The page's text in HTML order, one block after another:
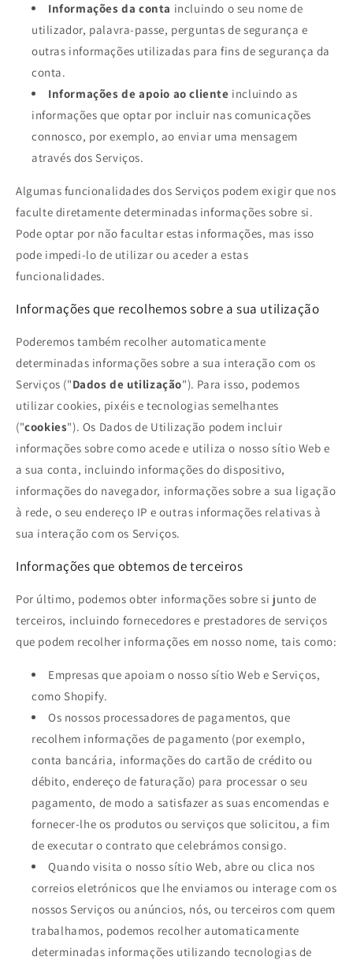
Informações da conta incluindo o seu nome de
utilizador, palavra-passe, perguntas de segurança e
outras informações utilizadas para fins de segurança da
conta.
Informações de apoio ao cliente incluindo as
informações que optar por incluir nas comunicações
connosco, por exemplo, ao enviar uma mensagem
através dos Serviços.
Algumas funcionalidades dos Serviços podem exigir que nos
faculte diretamente determinadas informações sobre si.
Pode optar por não facultar estas informações, mas isso
pode impedi-lo de utilizar ou aceder a estas
funcionalidades.
Informações que recolhemos sobre a sua utilização
Poderemos também recolher automaticamente
determinadas informações sobre a sua interação com os
Serviços ("Dados de utilização"). Para isso, podemos
utilizar cookies, pixéis e tecnologias semelhantes
("cookies"). Os Dados de Utilização podem incluir
informações sobre como acede e utiliza o nosso sítio Web e
a sua conta, incluindo informações do dispositivo,
informações do navegador, informações sobre a sua ligação
à rede, o seu endereço IP e outras informações relativas à
sua interação com os Serviços.
Informações que obtemos de terceiros
Por último, podemos obter informações sobre si junto de
terceiros, incluindo fornecedores e prestadores de serviços
que podem recolher informações em nosso nome, tais como:
Empresas que apoiam o nosso sítio Web e Serviços,
como Shopify.
Os nossos processadores de pagamentos, que
recolhem informações de pagamento (por exemplo,
conta bancária, informações do cartão de crédito ou
débito, endereço de faturação) para processar o seu
pagamento, de modo a satisfazer as suas encomendas e
fornecer-lhe os produtos ou serviços que solicitou, a fim
de executar o contrato que celebrámos consigo.
Quando visita o nosso sítio Web, abre ou clica nos
correios eletrónicos que lhe enviamos ou interage com os
nossos Serviços ou anúncios, nós, ou terceiros com quem
trabalhamos, podemos recolher automaticamente
determinadas informações utilizando tecnologias de